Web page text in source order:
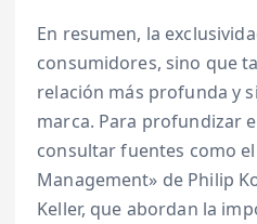
En resumen, la
consumidores, sino que
relación más profunda y
marca. Para profundizar
consultar fuentes como
Management» de Philip
Keller, que abordan la